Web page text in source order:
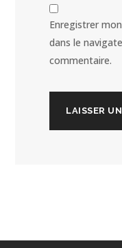
Enregistrer
dans le
commentaire.